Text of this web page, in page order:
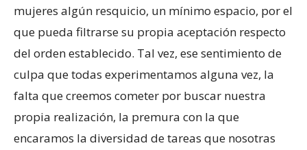
mujeres algún resquicio, un mínimo espacio, por el
que pueda filtrarse su propia aceptación respecto
del orden establecido. Tal vez, ese sentimiento de
culpa que todas experimentamos alguna vez, la
falta que creemos cometer por buscar nuestra
propia realización, la premura con la que
encaramos la diversidad de tareas que nosotras